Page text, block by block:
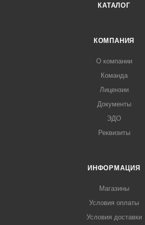
КАТАЛОГ
КОМПАНИЯ
О компании
Команда
Лицензии
Документы
ЭДО
Реквизиты
ИНФОРМАЦИЯ
Магазины
Условия оплаты
Условия доставки